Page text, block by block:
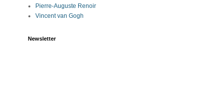
Pierre-Auguste Renoir
Vincent van Gogh
Newsletter